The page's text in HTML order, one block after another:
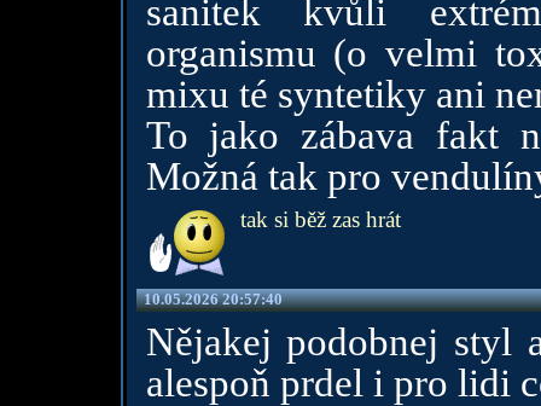
sanitek kvůli
organismu (o velmi
mixu té syntetiky ani
To jako zábava fakt
Možná tak pro
tak si běž zas hrát
10.05.2026 20:57:40
Nějakej podobnej styl
alespoň prdel i pro lidi